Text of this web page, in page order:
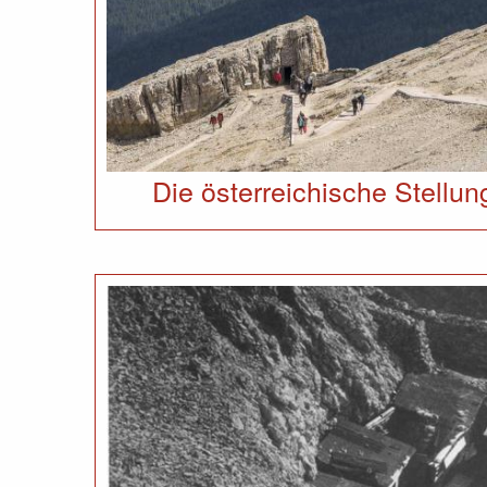
Die österreichische